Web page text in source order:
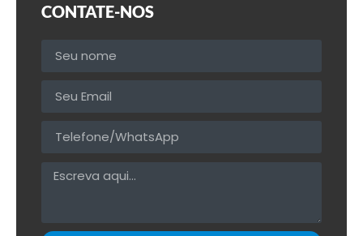
CONTATE-NOS